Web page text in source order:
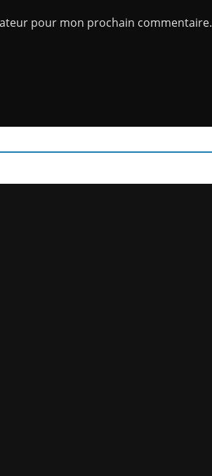
pour mon prochain commentaire.